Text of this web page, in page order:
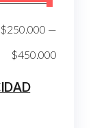
$250.000 —
$450.000